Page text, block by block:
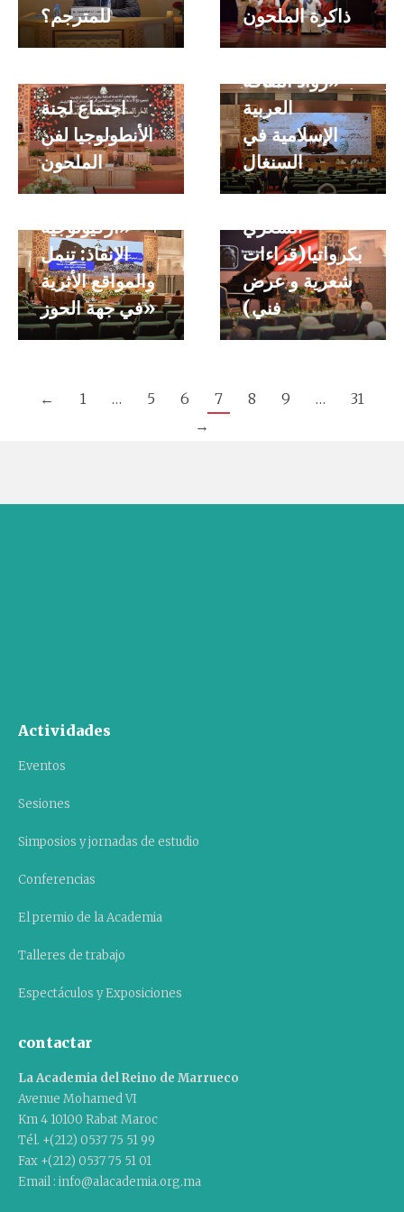
للمترجم؟
ذاكرة الملحون
اجتماع لجنة
الأنطولوجيا لفن
الملحون
«ندوة دولية
تحت عنوان :
«رواد الثقافة
العربية
الإسلامية في
السنغال
يوم دراسي
تحت عنوان :
«أركيولوجية
الإنقاذ: تِنمل
والمواقع الأثرية
في جهة الحوز»
ملتقى ثقافي
تحت عنوان:
«المشهد
الشعري
بكرواتيا(قراءات
شعرية و عرض
فني)
← 1 … 5 6 7 8 9 …
31
→
Actividades
Eventos
Sesiones
Simposios y jornadas de estudio
Conferencias
El premio de la Academia
Talleres de trabajo
Espectáculos y Exposiciones
contactar
La Academia del Reino de Marrueco
Avenue Mohamed VI
Km 4 10100 Rabat Maroc
Tél. +(212) 0537 75 51 99
Fax +(212) 0537 75 51 01
Email : info@alacademia.org.ma